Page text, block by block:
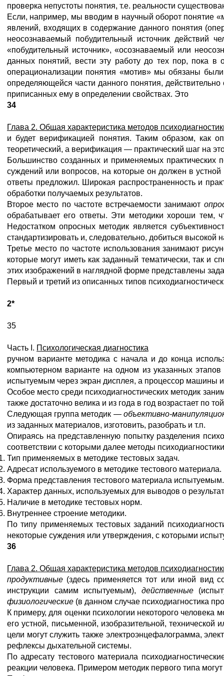
проверка непустоты понятия, т.е. реальности
Если, например, мы вводим в научный оборот понятие
явлений, входящих в содержание данного понятия
неосознаваемый побудительный источник действий
«побудительный источник», «осознаваемый или
данных понятий, вести эту работу до тех пор, пока
операционализации понятия «мотив» мы обязаны
определяющейся части данного понятия,
приписанных ему в определении свойствах. Это
34
Глава 2. Общая характеристика методов
и будет верификацией понятия. Таким образом, как
теоретический, а верификация — практический шаг на
Большинство созданных и применяемых практических
суждений или вопросов, на которые он должен в
ответы предложил. Широкая распространенность и
обработки получаемых результатов.
Второе место по частоте встречаемости занимают
обрабатывает его ответы. Эти методики хороши тем,
Недостатком опросных методик является
стандартизировать и, следовательно, добиться
Третье место по частоте использования занимают
которые могут иметь как заданный тематически, так и
этих изображений в наглядной форме представлены
Первый и третий из описанных типов
2*
35
Часть I. Психологическая диагностика
ручном варианте методика с начала и до конца
компьютерном варианте на одном из указанных
испытуемым через экран дисплея, а процессор машины
Особое место среди психодиагностических методик
также достаточно велика и из года в год возрастает по
Следующая группа методик — объективно-
из заданных материалов, изготовить, разобрать и т.п.
Опираясь на представленную попытку разделения
соответствии с которыми далее методы
Тип применяемых в методике тестовых задач.
Адресат используемого в методике тестового материала.
Форма представления тестового материала испытуемым.
Характер данных, используемых для выводов о
Наличие в методике тестовых норм.
Внутреннее строение методики.
По типу применяемых тестовых заданий
некоторые суждения или утверждения, с которыми
36
Глава 2. Общая характеристика методов
продуктивные (здесь применяется тот или иной вид
инструкции самим испытуемым), действенные
физиологические (в данном случае психодиагностика
К примеру, для оценки психологии некоторого
его устной, письменной, изобразительной,
цели могут служить также электроэнцефалограмма,
рефлексы дыхательной системы.
По адресату тестового материала
реакции человека. Примером методик первого типа